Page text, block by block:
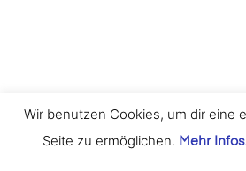
Wir benutzen Cookies, um dir eine
Seite zu ermöglichen. Mehr